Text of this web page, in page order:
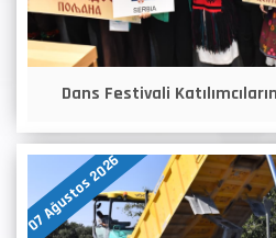
Dans Festivali
07 Ağustos 2026